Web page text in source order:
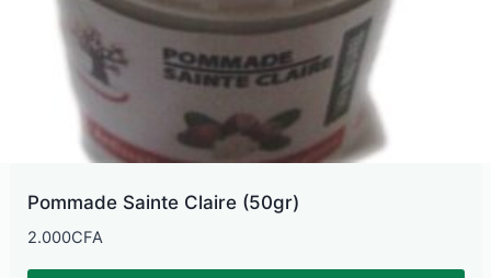
Pommade Sainte Claire (50gr)
2.000CFA